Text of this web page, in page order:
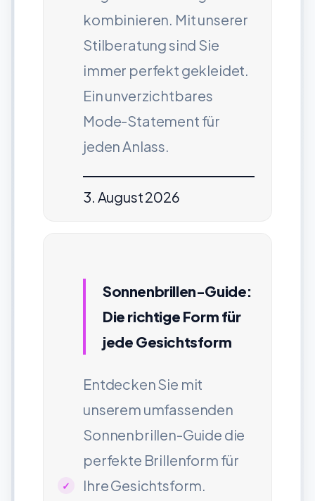
kombinieren. Mit unserer
Stilberatung sind Sie
immer perfekt gekleidet.
Ein unverzichtbares
Mode-Statement für
jeden Anlass.
3. August 2026
Sonnenbrillen-Guide:
Die richtige Form für
jede Gesichtsform
Entdecken Sie mit
unserem umfassenden
Sonnenbrillen-Guide die
perfekte Brillenform für
Ihre Gesichtsform.